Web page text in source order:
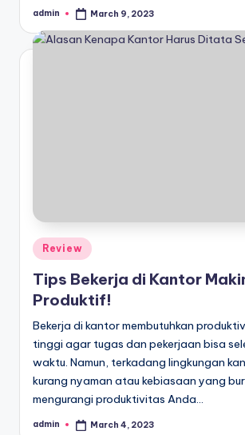
Posted
admin March 9, 2023
Posted
Review
Tips Bekerja di Kantor
Produktif!
Bekerja di kantor membutuhkan
tinggi agar tugas dan pekerjaan bisa
waktu. Namun, terkadang lingkungan
kurang nyaman atau kebiasaan yang
mengurangi produktivitas Anda…
Posted
admin March 4, 2023